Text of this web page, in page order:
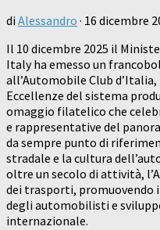
di Alessandro · 16 dicembre
Il 10 dicembre 2025 il
Italy ha emesso un
all’Automobile Club
Eccellenze del sistema
omaggio filatelico che
e rappresentative del
da sempre punto di
stradale e la cultura
oltre un secolo di attività,
dei trasporti, promuovendo
degli automobilisti e
internazionale.